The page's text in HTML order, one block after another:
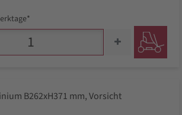
B262xH371 mm, Vorsicht